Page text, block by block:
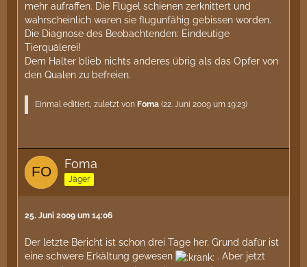
mehr aufraffen. Die Flügel schienen zerknittert und
wahrscheinlich waren sie flugunfähig gebissen worden.
Die Diagnose des Beobachtenden: Eindeutige
Tierquälerei!
Dem Halter blieb nichts anderes übrig als das Opfer von
den Qualen zu befreien.
Einmal editiert, zuletzt von Foma (22. Juni 2009 um 19:23)
Foma
Jäger
25. Juni 2009 um 14:06
Der letzte Bericht ist schon drei Tage her. Grund dafür ist
eine schwere Erkältung gewesen
. Aber jetzt